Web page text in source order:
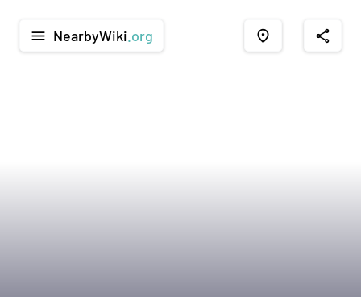
menu NearbyWiki .org place share